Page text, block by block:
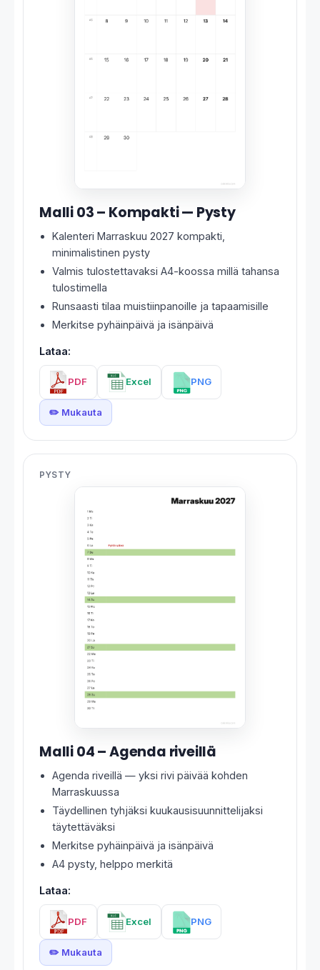
Malli 03 – Kompakti — Pysty
Kalenteri Marraskuu 2027 kompakti,
minimalistinen pysty
Valmis tulostettavaksi A4-koossa millä tahansa
tulostimella
Runsaasti tilaa muistiinpanoille ja tapaamisille
Merkitse pyhäinpäivä ja isänpäivä
Lataa:
PDF Excel PNG
✏️ Mukauta
PYSTY
Malli 04 – Agenda riveillä
Agenda riveillä — yksi rivi päivää kohden
Marraskuussa
Täydellinen tyhjäksi kuukausisuunnittelijaksi
täytettäväksi
Merkitse pyhäinpäivä ja isänpäivä
A4 pysty, helppo merkitä
Lataa:
PDF Excel PNG
✏️ Mukauta